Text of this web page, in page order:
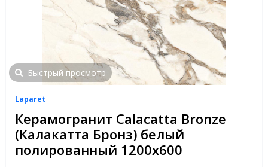
Быстрый просмотр
Laparet
Керамогранит Calacatta Bronze
(Калакатта Бронз) белый
полированный 1200х600